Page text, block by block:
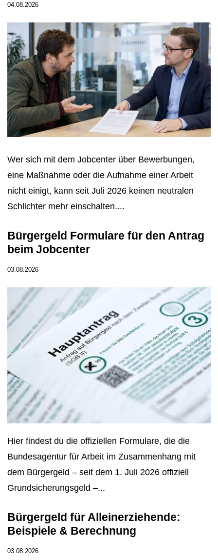
04.08.2026
Wer sich mit dem Jobcenter über Bewerbungen,
eine Maßnahme oder die Aufnahme einer Arbeit
nicht einigt, kann seit Juli 2026 keinen neutralen
Schlichter mehr einschalten....
Bürgergeld Formulare für den Antrag
beim Jobcenter
03.08.2026
Hier findest du die offiziellen Formulare, die die
Bundesagentur für Arbeit im Zusammenhang mit
dem Bürgergeld – seit dem 1. Juli 2026 offiziell
Grundsicherungsgeld –...
Bürgergeld für Alleinerziehende:
Beispiele & Berechnung
03.08.2026